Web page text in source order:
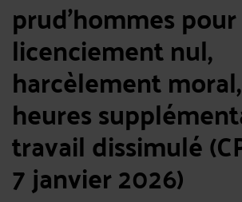
prud’hommes pour
licenciement nul,
harcèlement
heures
travail dissimulé
7 janvier 2026)